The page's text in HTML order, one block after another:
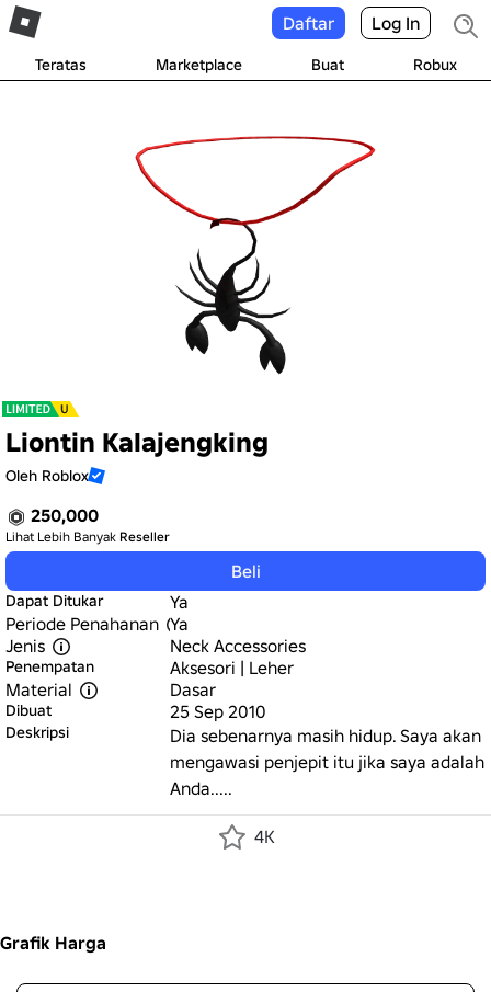
Teratas Marketplace Buat Robux
Daftar Log In
Liontin Kalajengking
Oleh Roblox
250,000
Lihat Lebih Banyak Reseller
Beli
Dapat Ditukar
Ya
Periode Penahanan Ya
Jenis
Neck Accessories
Penempatan
Aksesori | Leher
Material
Dasar
Dibuat 25 Sep 2010
Deskripsi
Dia sebenarnya masih hidup. Saya akan
mengawasi penjepit itu jika saya adalah
Anda.....
4K
Grafik Harga